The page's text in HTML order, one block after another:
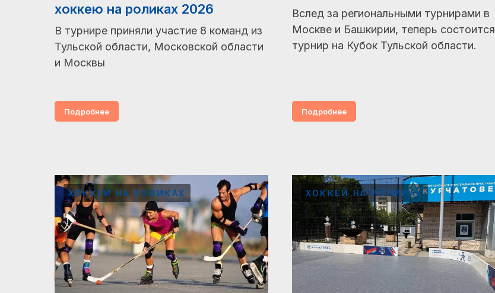
хоккею на роликах 2026
В турнире приняли участие 8 команд из
Тульской области, Московской области
и Москвы
Подробнее
Вслед за региональными турнирами в
Москве и Башкирии, теперь состоится
турнир на Кубок Тульской области.
Подробнее
ХОККЕЙ НА РОЛИКАХ ХОККЕЙ НА РОЛИКАХ